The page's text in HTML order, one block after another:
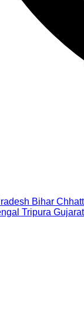
Bihar
Tripura Gujarat